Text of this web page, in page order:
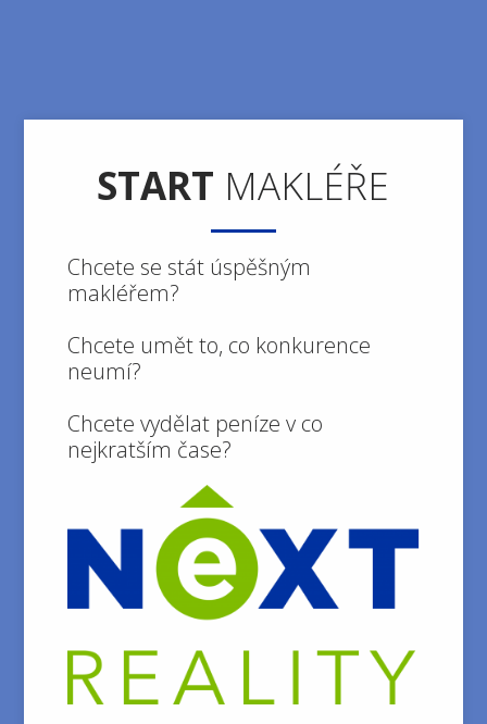
START MAKLÉŘE
Chcete se stát úspěšným
makléřem?
Chcete umět to, co konkurence
neumí?
Chcete vydělat peníze v co
nejkratším čase?